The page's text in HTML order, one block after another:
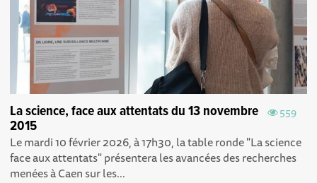
559
La science, face aux attentats du 13 novembre
2015
Le mardi 10 février 2026, à 17h30, la table ronde "La science
face aux attentats" présentera les avancées des recherches
menées à Caen sur les...